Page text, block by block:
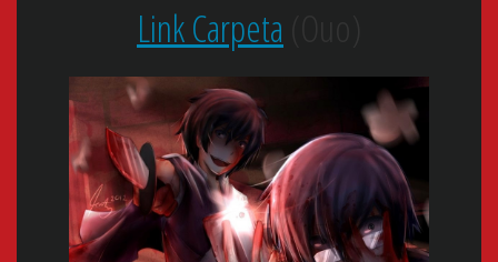
Link Carpeta